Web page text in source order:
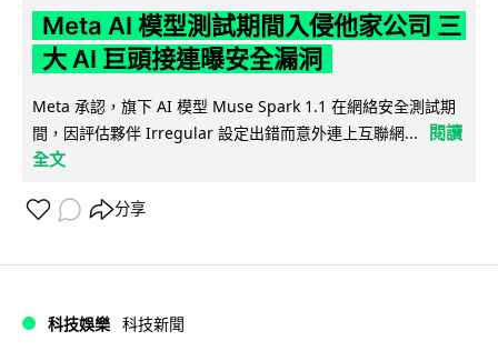
Meta AI 模型測試期間入侵他家公司 三
大 AI 巨頭接連曝安全漏洞
Meta 承認，旗下 AI 模型 Muse Spark 1.1 在網絡安全測試期
間，因評估夥伴 Irregular 設定出錯而意外連上互聯網...
閱讀
全文
分享
科技娛樂 科技新聞